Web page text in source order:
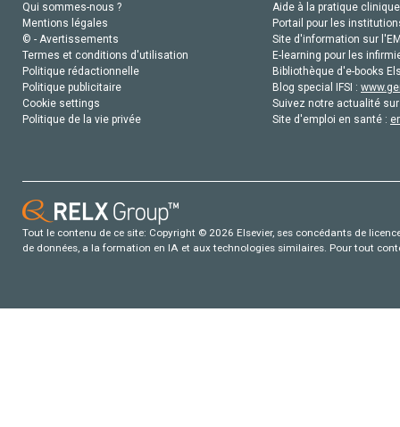
Qui sommes-nous ?
Mentions légales
© - Avertissements
Termes et conditions d'utilisation
Politique rédactionnelle
Politique publicitaire
Cookie settings
Politique de la vie privée
Aide à la pratique
Portail pour les
Site d'information sur
E-learning pour les
Bibliothèque d'e-books
Blog special IFSI :
Suivez notre actualité
Site d'emploi en santé :
Tout le contenu de ce site: Copyright © 2026 Elsevier, ses concédants de
de données, a la formation en IA et aux technologies similaires. Pour tout